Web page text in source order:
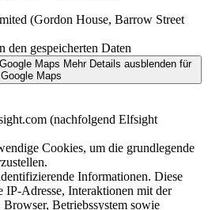
(Gordon House, Barrow Street
den gespeicherten Daten
Maps Mehr Details ausblendenfür
Google Maps
(nachfolgend Elfsight
Cookies, um die grundlegende
Informationen. Diese
IP-Adresse, Interaktionen mit der
Betriebssystem sowie